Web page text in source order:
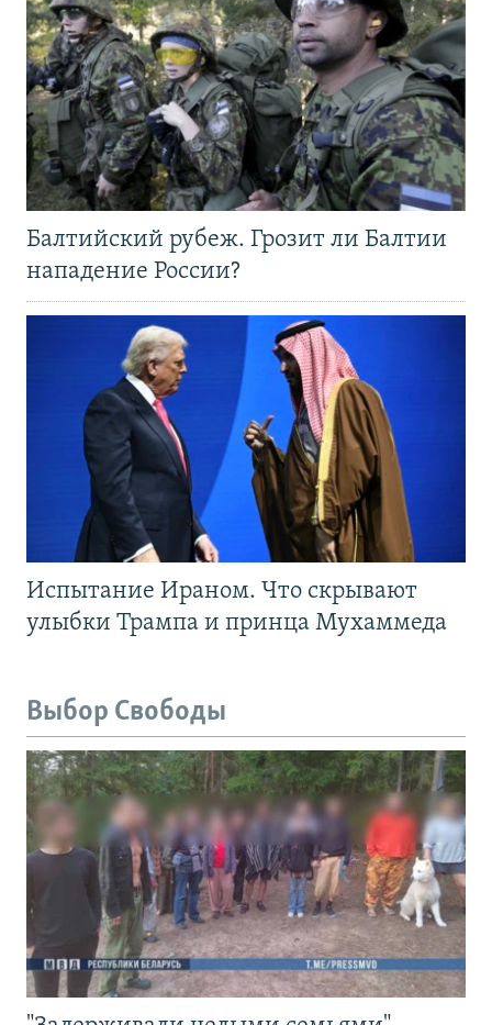
Балтийский рубеж. Грозит ли Балтии
нападение России?
Испытание Ираном. Что скрывают
улыбки Трампа и принца Мухаммеда
Выбор Свободы